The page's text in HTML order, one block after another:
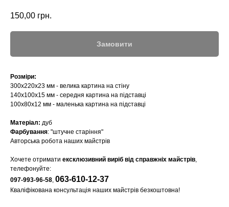
150,00 грн.
Замовити
Розміри:
300х220х23 мм - велика картина на стіну
140х100х15 мм - середня картина на підставці
100х80х12 мм - маленька картина на підставці
Матеріал: дуб
Фарбування: "штучне старіння"
Авторська робота наших майстрів
Хочете отримати ексклюзивний виріб від справжніх майстрів,
телефонуйте:
097-993-96-58, 063-610-12-37
Кваліфікована консультація наших майстрів безкоштовна!